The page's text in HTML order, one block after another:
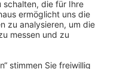
und Möglichkeiten der